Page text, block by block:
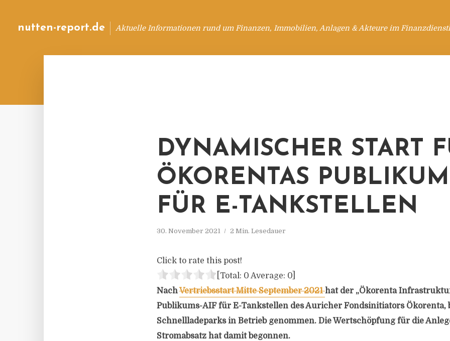
nutten-report.de Aktuelle Informationen rund um Finanzen, Immobilien, Anlagen & Akteure im
DYNAMISCHER START
ÖKORENTAS
FÜR E-TANKSTELLEN
30. November 2021 2 Min. Lesedauer
Click to rate this post!
[Total: 0 Average: 0
NachVertriebsstart Mitte September 2021hat der „Ökorenta
Publikums-AIF für E-Tankstellen des Auricher Fondsinitiators Ökorenta,
Schnellladeparks in Betrieb genommen. Die Wertschöpfung für die
Stromabsatz hat damit begonnen.